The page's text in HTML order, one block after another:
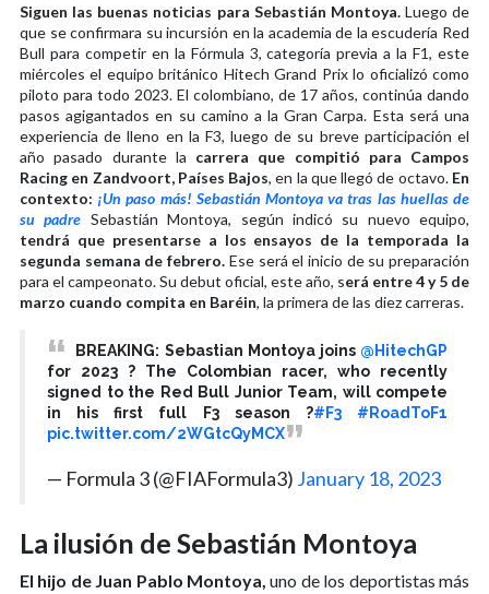
Siguen las buenas noticias para Sebastián Montoya.Luego de
que se confirmara su incursión en la academia de la escudería Red
Bull para competir en la Fórmula 3, categoría previa a la F1, este
miércoles el equipo británico Hitech Grand Prix lo oficializó como
piloto para todo 2023. El colombiano, de 17 años, continúa dando
pasos agigantados en su camino a la Gran Carpa. Esta será una
experiencia de lleno en la F3, luego de su breve participación el
año pasado durante la carrera que compitió para Campos
Racing en Zandvoort, Países Bajos, en la que llegó de octavo. En
contexto: ¡Un paso más! Sebastián Montoya va tras las huellas de
su padre Sebastián Montoya, según indicó su nuevo equipo,
tendrá que presentarse a los ensayos de la temporada la
segunda semana de febrero. Ese será el inicio de su preparación
para el campeonato. Su debut oficial, este año, será entre 4 y 5 de
marzo cuando compita en Baréin, la primera de las diez carreras.
BREAKING: Sebastian Montoya joins @HitechGP
for 2023 ? The Colombian racer, who recently
signed to the Red Bull Junior Team, will compete
in his first full F3 season ?#F3
#RoadToF1
pic.twitter.com/2WGtcQyMCX
— Formula 3 (@FIAFormula3) January 18, 2023
La ilusión de Sebastián Montoya
El hijo de Juan Pablo Montoya, uno de los deportistas más